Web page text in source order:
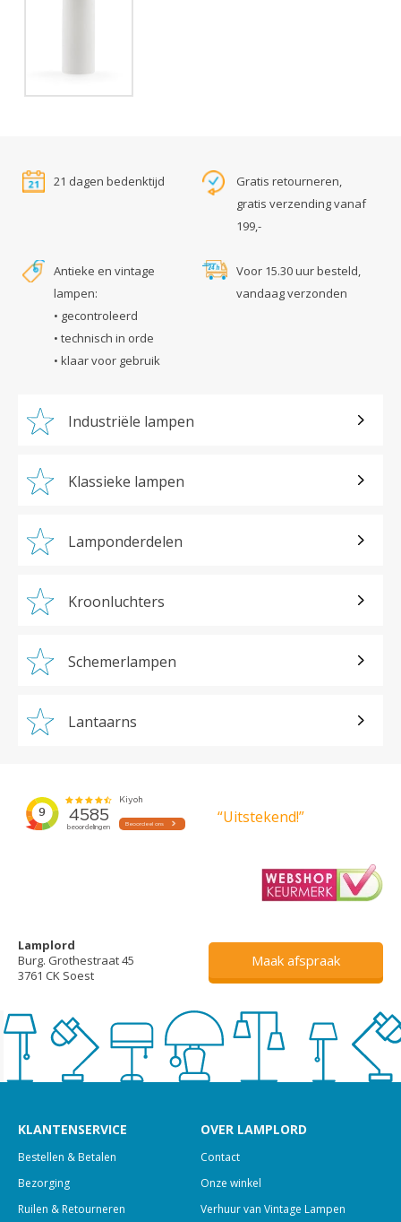
21 dagen bedenktijd
Gratis retourneren,
gratis verzending vanaf
199,-
Antieke en vintage
lampen:
• gecontroleerd
• technisch in orde
• klaar voor gebruik
Voor 15.30 uur besteld,
vandaag verzonden
Industriële lampen
Klassieke lampen
Lamponderdelen
Kroonluchters
Schemerlampen
Lantaarns
“Uitstekend!”
Lamplord
Burg. Grothestraat 45
3761 CK Soest
Maak afspraak
KLANTENSERVICE
Bestellen & Betalen
Bezorging
Ruilen & Retourneren
OVER LAMPLORD
Contact
Onze winkel
Verhuur van Vintage Lampen